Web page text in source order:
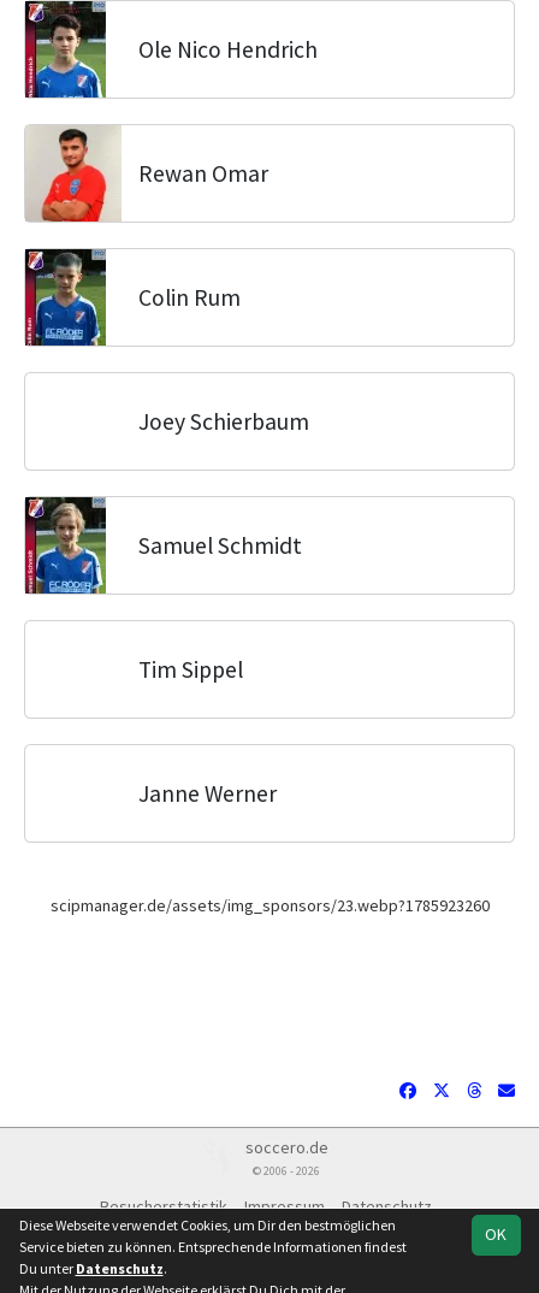
Ole Nico Hendrich
Rewan Omar
Colin Rum
Joey Schierbaum
Samuel Schmidt
Tim Sippel
Janne Werner
scipmanager.de/assets/img_sponsors/23.webp?1785923260
soccero.de
© 2006 - 2026
Besucherstatistik Impressum
Datenschutz
OK
Diese Webseite verwendet Cookies, um Dir den bestmöglichen
Service bieten zu können. Entsprechende Informationen findest
Du unter Datenschutz.